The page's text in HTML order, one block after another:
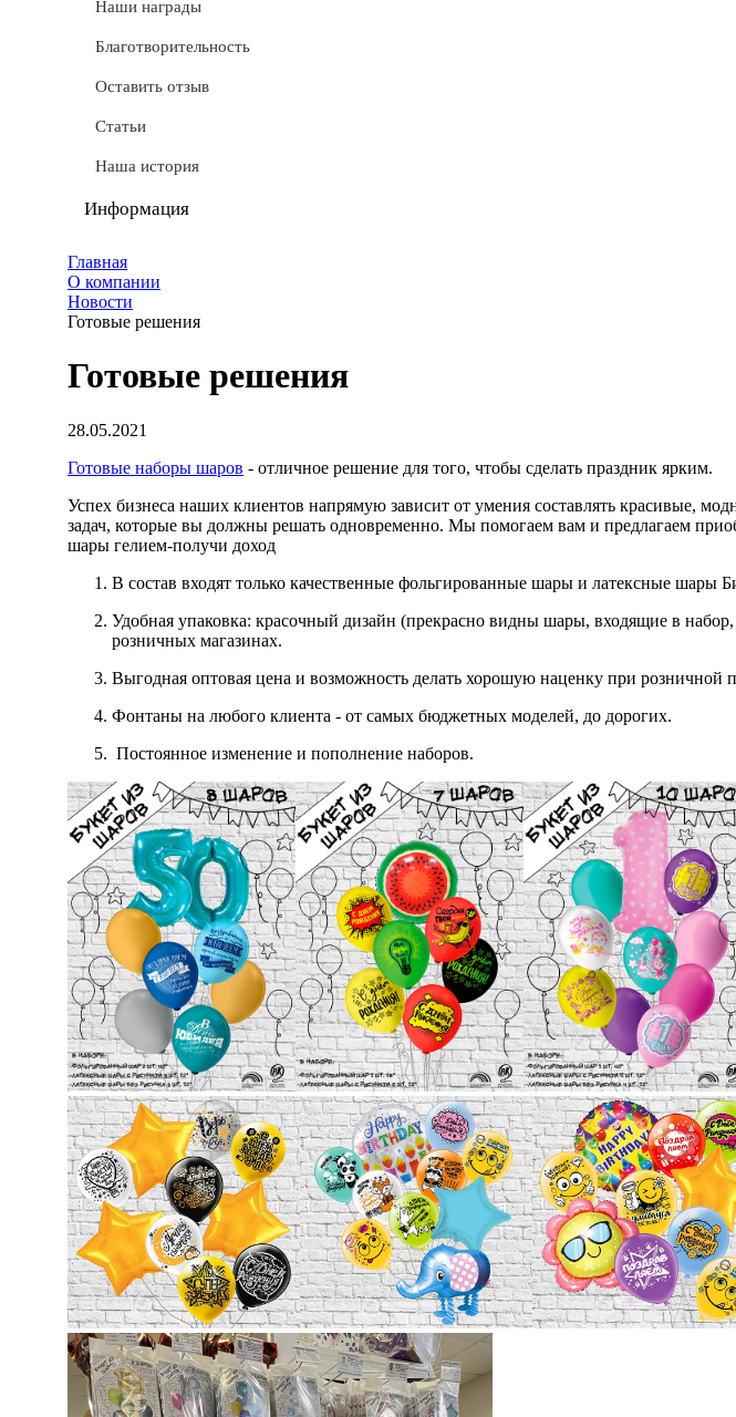
Доставка
Условные обозначения
Документы
Обмен и возврат
Частые вопросы
Наши награды
Благотворительность
Оставить отзыв
Статьи
Наша история
Информация
Мы используем cookie
Удаление аккаунта
Главная
О компании
Новости
Готовые решения
Готовые решения
28.05.2021
Готовые наборы шаров - отличное решение для того, чтобы сделать праздник ярким.
Успех бизнеса наших клиентов напрямую зависит от умения составлять красивые,
задач, которые вы должны решать одновременно. Мы помогаем вам и предлагаем
шары гелием-получи доход
В состав входят только качественные фольгированные шары и латексные шары
Удобная упаковка: красочный дизайн (прекрасно видны шары, входящие в
розничных магазинах.
Выгодная оптовая цена и возможность делать хорошую наценку при розничной
Фонтаны на любого клиента - от самых бюджетных моделей, до дорогих.
Постоянное изменение и пополнение наборов.